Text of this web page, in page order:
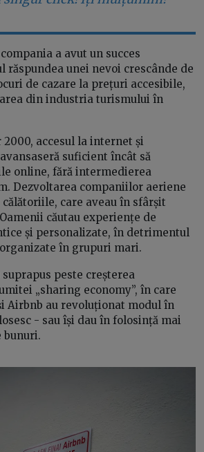
a avut un succes
răspundea unei nevoi crescânde de
de cazare la prețuri accesibile,
din industria turismului în
accesul la internet și
suficient încât să
online, fără intermedierea
Dezvoltarea companiilor aeriene
care aveau în sfârșit
căutau experiențe de
și personalizate, în detrimentul
în grupuri mari.
suprapus peste creșterea
„sharing economy”, în care
Airbnb au revoluționat modul în
- sau își dau în folosință mai